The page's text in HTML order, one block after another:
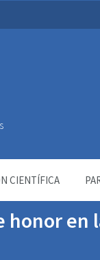
CIENTÍFICA
honor